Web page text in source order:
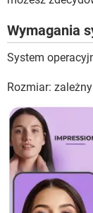
Wymagania
System
Rozmiar: